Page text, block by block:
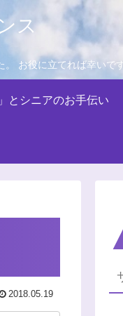
お役に立てれば幸いです
とシニアのお手伝い
2018.05.19